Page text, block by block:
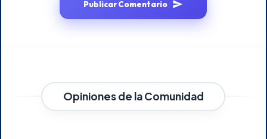
Publicar Comentario
Opiniones de la Comunidad